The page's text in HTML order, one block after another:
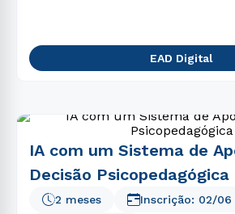
EAD Digital
IA com um Sistema de
Decisão Psicopedagógica
2 meses
Inscrição: 02/06